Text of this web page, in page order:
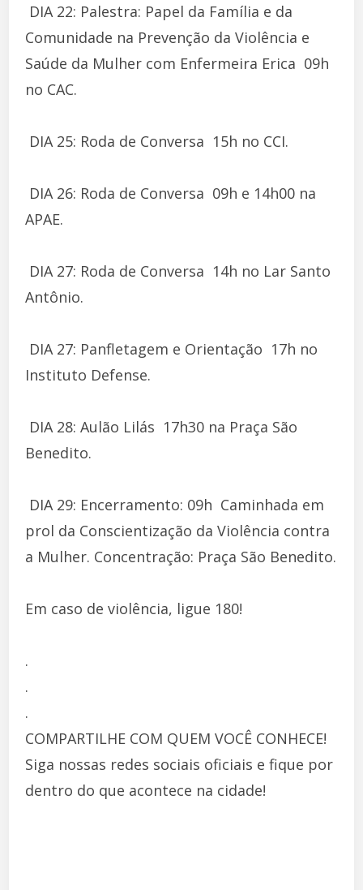
 DIA 22: Palestra: Papel da Família e da
Comunidade na Prevenção da Violência e
Saúde da Mulher com Enfermeira Erica  09h
no CAC.
 DIA 25: Roda de Conversa  15h no CCI.
 DIA 26: Roda de Conversa  09h e 14h00 na
APAE.
 DIA 27: Roda de Conversa  14h no Lar Santo
Antônio.
 DIA 27: Panfletagem e Orientação  17h no
Instituto Defense.
 DIA 28: Aulão Lilás  17h30 na Praça São
Benedito.
 DIA 29: Encerramento: 09h  Caminhada em
prol da Conscientização da Violência contra
a Mulher. Concentração: Praça São Benedito.
Em caso de violência, ligue 180!
.
.
.
COMPARTILHE COM QUEM VOCÊ CONHECE!
Siga nossas redes sociais oficiais e fique por
dentro do que acontece na cidade!